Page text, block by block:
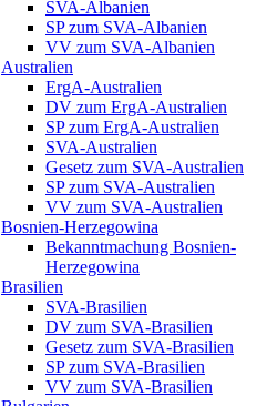
SVA-Albanien
SP zum SVA-Albanien
VV zum SVA-Albanien
Australien
ErgA-Australien
DV zum ErgA-Australien
SP zum ErgA-Australien
SVA-Australien
Gesetz zum SVA-Australien
SP zum SVA-Australien
VV zum SVA-Australien
Bosnien-Herzegowina
Bekanntmachung Bosnien-
Herzegowina
Brasilien
SVA-Brasilien
DV zum SVA-Brasilien
Gesetz zum SVA-Brasilien
SP zum SVA-Brasilien
VV zum SVA-Brasilien